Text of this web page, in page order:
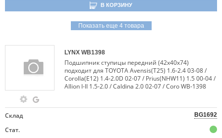
В КОРЗИНУ
Показать еще 4 товара
LYNX WB1398
Подшипник ступицы передний (42x40x74)
подходит для TOYOTA Avensis(T25) 1.6-2.4 03-08 /
Corolla(E12) 1.4-2.0D 02-07 / Prius(NHW11) 1.5 00-04 /
Allion I-II 1.5-2.0 / Caldina 2.0 02-07 / Coro WB-1398
Склад BG1692
Стат.